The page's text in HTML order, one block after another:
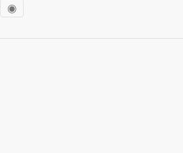
◉